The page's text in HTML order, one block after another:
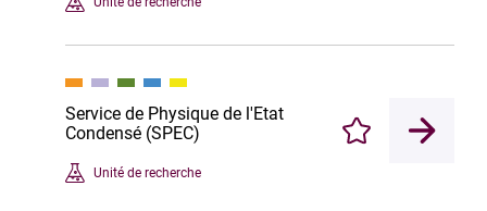
Service de Physique de l'Etat
Condensé (SPEC)
Unité de recherche
Enregistrer